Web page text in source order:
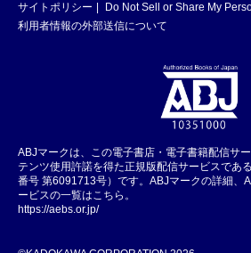
サイトポリシー
Do Not Sell or Share My
利用者情報の外部送信について
ABJマークは、この電子書店・電子書籍配信サ
テンツ使用許諾を得た正規版配信サービスであ
番号 第6091713号）です。ABJマークの詳細、
ービスの一覧はこちら。
https://aebs.or.jp/